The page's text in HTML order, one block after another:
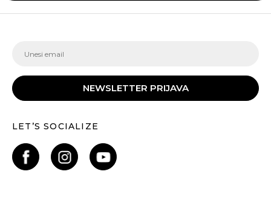
NEWSLETTER PRIJAVA
LET’S SOCIALIZE